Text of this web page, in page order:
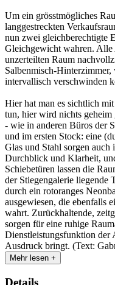
Um ein grösstmögliches
langgestreckten
nun zwei gleichberechtigte
Gleichgewicht wahren.
unzerteilten Raum
Salbenmisch-
intervallisch verschwinden
Hier hat man es sichtlich
tun, hier wird nichts geheim
- wie in anderen Büros der
und im ersten Stock: eine
Glas und Stahl sorgen auch
Durchblick und Klarheit,
Schiebetüren lassen die
der Stiegengalerie liegende
durch ein rotoranges
ausgewiesen, die ebenfalls
wahrt. Zurückhaltende,
sorgen für eine ruhige
Dienstleistungsfunktion der
Ausdruck bringt. (Text:
Mehr lesen +
Details